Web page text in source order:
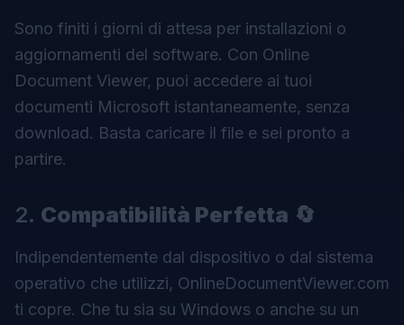
Sono finiti i giorni di attesa per installazioni o
aggiornamenti del software. Con Online
Document Viewer, puoi accedere ai tuoi
documenti Microsoft istantaneamente, senza
download. Basta caricare il file e sei pronto a
partire.
2. Compatibilità Perfetta 🔄
Indipendentemente dal dispositivo o dal sistema
operativo che utilizzi, OnlineDocumentViewer.com
ti copre. Che tu sia su Windows o anche su un